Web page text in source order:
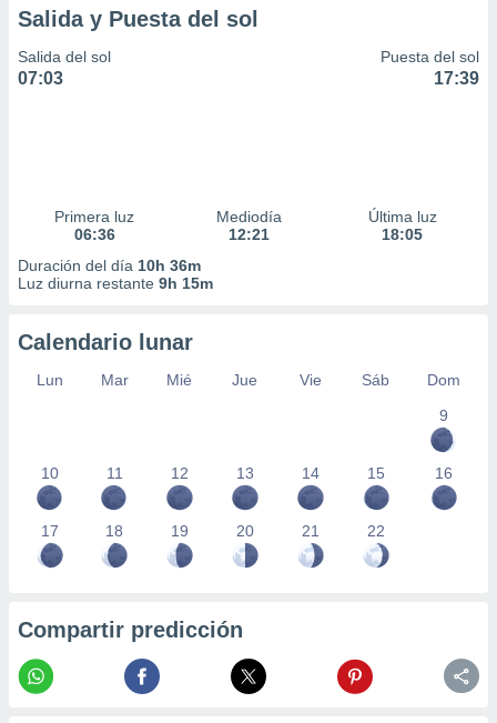
Salida y Puesta del sol
Salida del sol
07:03
Puesta del sol
17:39
Primera luz
06:36
Mediodía
12:21
Última luz
18:05
Duración del día 10h 36m
Luz diurna restante 9h 15m
Calendario lunar
Lun Mar Mié Jue Vie Sáb
Dom
9
10 11 12 13 14 15 16
17 18 19 20 21 22
Compartir predicción